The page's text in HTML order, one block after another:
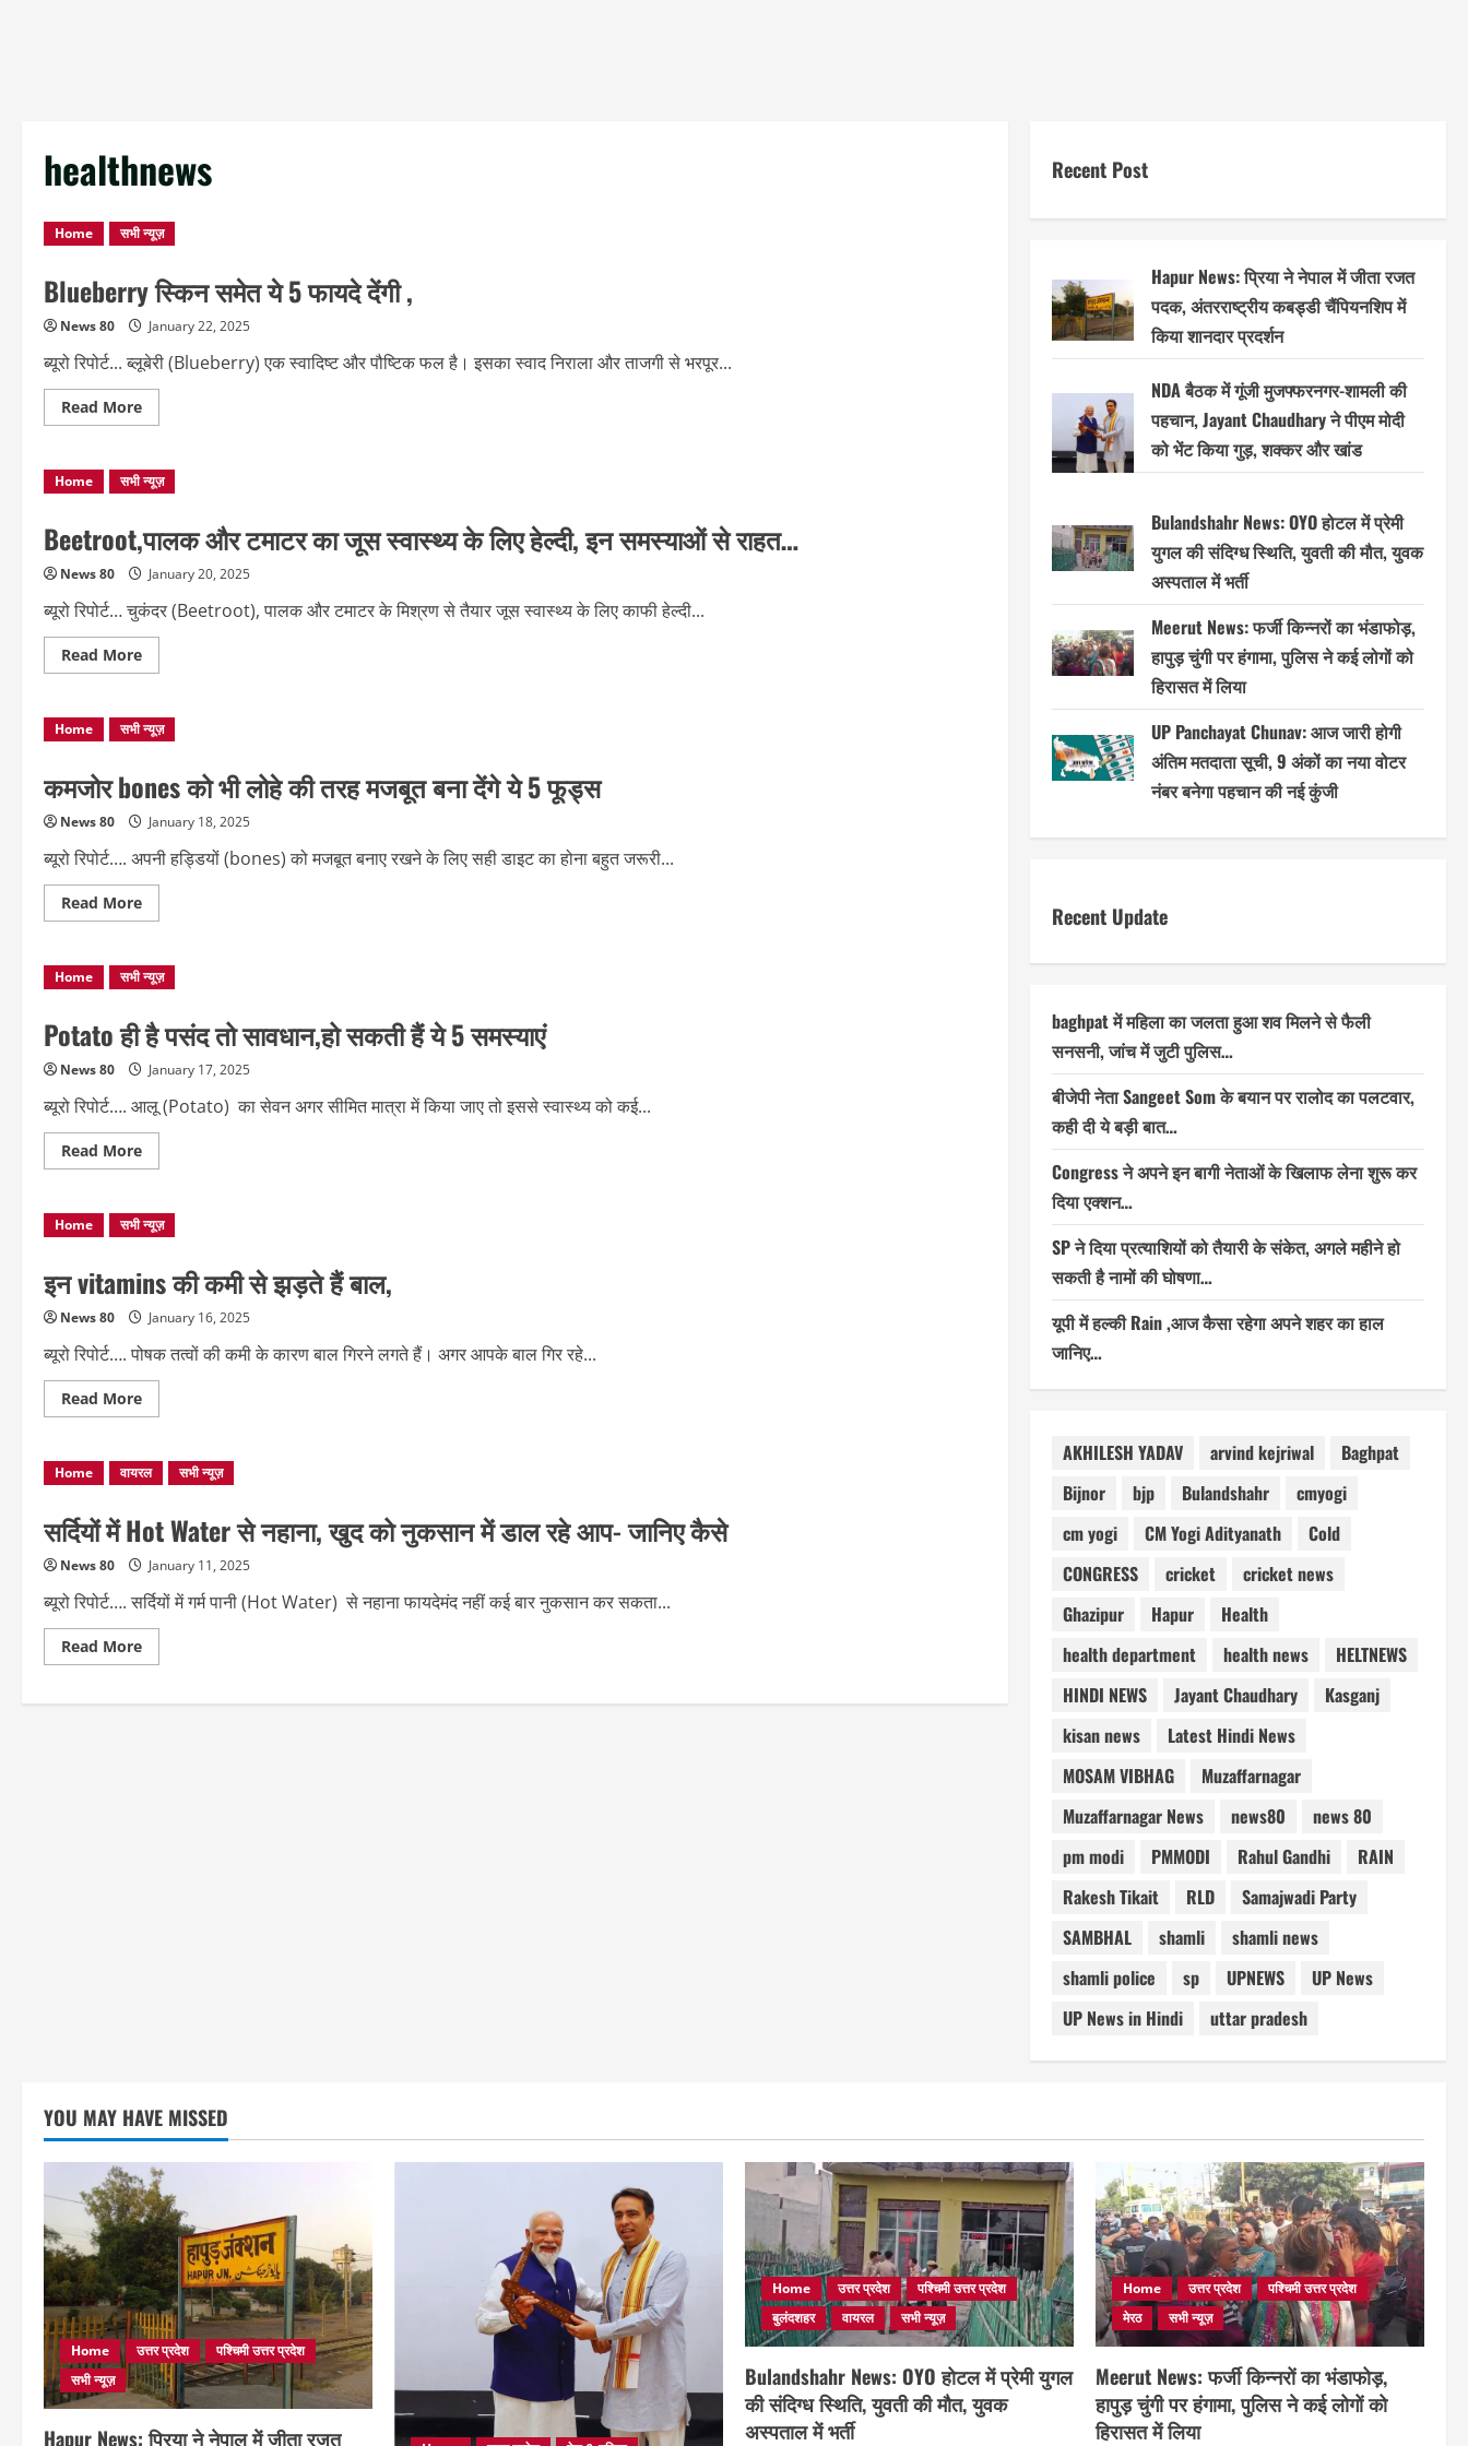
healthnews
Home सभी न्यूज़
Blueberry स्किन समेत ये 5 फायदे देंगी ,
News 80 January 22, 2025
ब्यूरो रिपोर्ट... ब्लूबेरी (Blueberry) एक स्वादिष्ट और पौष्टिक फल है। इसका स्वाद निराला और ताजगी से भरपूर...
Read MoreRead
more
स्किन
समेत
ये
फायदे
देंगी
,
Home सभी न्यूज़
Beetroot,पालक और टमाटर का जूस स्वास्थ्य के लिए हेल्दी, इन समस्याओं से राहत…
News 80 January 20, 2025
ब्यूरो रिपोर्ट… चुकंदर (Beetroot), पालक और टमाटर के मिश्रण से तैयार जूस स्वास्थ्य के लिए काफी हेल्दी...
Read MoreRead
more
और
टमाटर
का
के
हेल्दी,
समस्याओं
से
राहत…
Home सभी न्यूज़
कमजोर bones को भी लोहे की तरह मजबूत बना देंगे ये 5 फूड्स
News 80 January 18, 2025
ब्यूरो रिपोर्ट…. अपनी हड्डियों (bones) को मजबूत बनाए रखने के लिए सही डाइट का होना बहुत जरूरी...
Read MoreRead
more
bones
को
भी
की
तरह
मजबूत
बना
ये
5
फूड्स
Home सभी न्यूज़
Potato ही है पसंद तो सावधान,हो सकती हैं ये 5 समस्याएं
News 80 January 17, 2025
ब्यूरो रिपोर्ट…. आलू (Potato) का सेवन अगर सीमित मात्रा में किया जाए तो इससे स्वास्थ्य को कई...
Read MoreRead
more
ही
है
पसंद
सावधान,हो
सकती
ये
समस्याएं
Home सभी न्यूज़
इन vitamins की कमी से झड़ते हैं बाल,
News 80 January 16, 2025
ब्यूरो रिपोर्ट…. पोषक तत्‍वों की कमी के कारण बाल ग‍िरने लगते हैं। अगर आपके बाल ग‍िर रहे...
Read MoreRead
more
vitamins
की
कमी
झड़ते
हैं
बाल,
Home वायरल सभी न्यूज़
सर्दियों में Hot Water से नहाना, खुद को नुकसान में डाल रहे आप- जानिए कैसे
News 80 January 11, 2025
ब्यूरो रिपोर्ट…. सर्दियों में गर्म पानी (Hot Water) से नहाना फायदेमंद नहीं कई बार नुकसान कर सकता...
Read MoreRead
more
में
Recent Post
Hapur News: प्रिया ने नेपाल में जीता रजत
पदक, अंतरराष्ट्रीय कबड्डी चैंपियनशिप में
किया शानदार प्रदर्शन
NDA बैठक में गूंजी मुजफ्फरनगर-शामली की
पहचान, Jayant Chaudhary ने पीएम मोदी
को भेंट किया गुड़, शक्कर और खांड
Bulandshahr News: OYO होटल में प्रेमी
युगल की संदिग्ध स्थिति, युवती की मौत, युवक
अस्पताल में भर्ती
Meerut News: फर्जी किन्नरों का भंडाफोड़,
हापुड़ चुंगी पर हंगामा, पुलिस ने कई लोगों को
हिरासत में लिया
UP Panchayat Chunav: आज जारी होगी
अंतिम मतदाता सूची, 9 अंकों का नया वोटर
नंबर बनेगा पहचान की नई कुंजी
Recent Update
baghpat में महिला का जलता हुआ शव मिलने से फैली
सनसनी, जांच में जुटी पुलिस…
बीजेपी नेता Sangeet Som के बयान पर रालोद का पलटवार,
कही दी ये बड़ी बात…
Congress ने अपने इन बागी नेताओं के खिलाफ लेना शुरू कर
दिया एक्शन…
SP ने दिया प्रत्याशियों को तैयारी के संकेत, अगले महीने हो
सकती है नामों की घोषणा…
यूपी में हल्की Rain ,आज कैसा रहेगा अपने शहर का हाल
जानिए…
AKHILESH YADAV arvind kejriwal
Baghpat
Bijnor
bjp Bulandshahr
cmyogi
cm yogi
CM Yogi Adityanath
Cold
CONGRESS
cricket
cricket news
Ghazipur
Hapur
Health
health department
health news
HELTNEWS
HINDI NEWS
Jayant Chaudhary
Kasganj
kisan news
Latest Hindi News
MOSAM VIBHAG
Muzaffarnagar
Muzaffarnagar News
news80
news 80
pm modi
PMMODI Rahul Gandhi
RAIN
Rakesh Tikait
RLD
Samajwadi Party
SAMBHAL
shamli
shamli news
shamli police
sp UPNEWS
UP News
UP News in Hindi
uttar pradesh
YOU MAY HAVE MISSED
Home उत्तर प्रदेश
पश्चिमी उत्तर प्रदेश
सभी न्यूज़
Hapur News: प्रिया ने नेपाल में जीता रजत
Home उत्तर प्रदेश
पश्चिमी उत्तर प्रदेश
बुलंदशहर
वायरल सभी न्यूज़
Bulandshahr News: OYO होटल में प्रेमी युगल
की संदिग्ध स्थिति, युवती की मौत, युवक
अस्पताल में भर्ती
Home उत्तर प्रदेश
पश्चिमी उत्तर प्रदेश
मेरठ
सभी न्यूज़
Meerut News: फर्जी किन्नरों का भंडाफोड़,
हापुड़ चुंगी पर हंगामा, पुलिस ने कई लोगों को
हिरासत में लिया